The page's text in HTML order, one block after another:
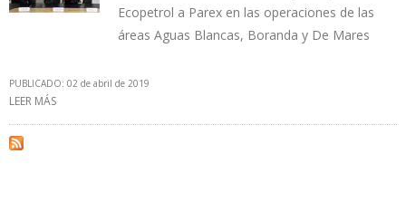
Ecopetrol a Parex en las operaciones de las
áreas Aguas Blancas, Boranda y De Mares
PUBLICADO: 02 de abril de 2019
LEER MÁS